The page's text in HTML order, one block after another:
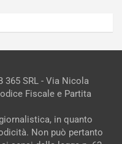
365 SRL - Via Nicola
Fiscale e Partita
in quanto
Non può pertanto